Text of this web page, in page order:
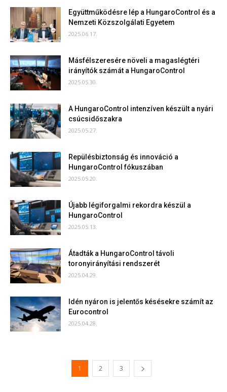
Együttműködésre lép a HungaroControl és a
Nemzeti Közszolgálati Egyetem
2025.06.17.
Másfélszeresére növeli a magaslégtéri
irányítók számát a HungaroControl
2025.05.30.
A HungaroControl intenzíven készült a nyári
csúcsidőszakra
2025.05.27.
Repülésbiztonság és innováció a
HungaroControl fókuszában
2025.05.20.
Újabb légiforgalmi rekordra készül a
HungaroControl
2025.05.13.
Átadták a HungaroControl távoli
toronyirányítási rendszerét
2025.04.29.
Idén nyáron is jelentős késésekre számít az
Eurocontrol
2025.04.28.
1 2 3